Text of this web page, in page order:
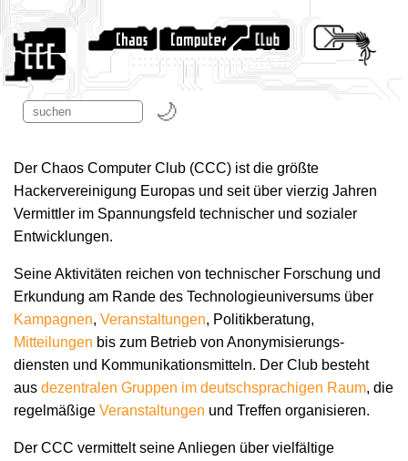
Der Chaos Computer Club (CCC) ist die größte
Hackervereinigung Europas und seit über vierzig Jahren
Vermittler im Spannungsfeld technischer und sozialer
Entwicklungen.
Seine Aktivitäten reichen von technischer Forschung und
Erkundung am Rande des Technologie­universums über
Kampagnen, Veranstaltungen, Politikberatung,
Mitteilungen bis zum Betrieb von Anonymisierungs­
diensten und Kommunikations­mitteln. Der Club besteht
aus dezentralen Gruppen im deutschsprachigen Raum, die
regelmäßige Veranstaltungen und Treffen organisieren.
Der CCC vermittelt seine Anliegen über vielfältige